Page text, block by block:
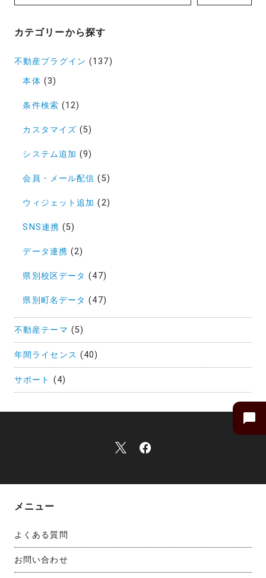
カテゴリーから探す
不動産プラグイン (137)
本体 (3)
条件検索 (12)
カスタマイズ (5)
システム追加 (9)
会員・メール配信 (5)
ウィジェット追加 (2)
SNS連携 (5)
データ連携 (2)
県別校区データ (47)
県別町名データ (47)
不動産テーマ (5)
年間ライセンス (40)
サポート (4)
メニュー
よくある質問
お問い合わせ